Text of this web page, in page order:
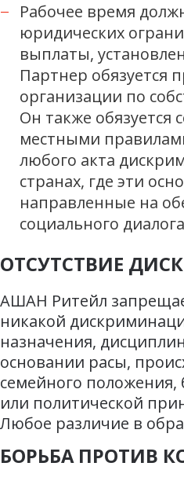
Рабочее время
юридических
выплаты,
Партнер обязуется
организации по
Он также обязуется
местными
любого акта
странах, где эти
направленные на
социального
ОТСУТСТВИЕ
АШАН Ритейл
никакой
назначения,
основании расы,
семейного положения,
или политической
Любое различие в
БОРЬБА ПРОТИВ